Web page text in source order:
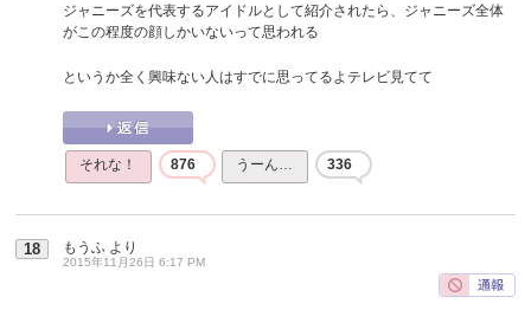
ジャニーズを代表するアイドルとして紹介されたら、ジャニーズ全体
がこの程度の顔しかいないって思われる
というか全く興味ない人はすでに思ってるよテレビ見てて
それな！ 876 うーん… 336
18 もうふ より
2015年11月26日 6:17 PM